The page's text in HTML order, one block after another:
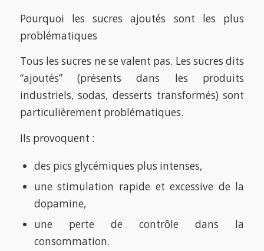
Pourquoi les sucres ajoutés sont les plus
problématiques
Tous les sucres ne se valent pas. Les sucres dits
“ajoutés” (présents dans les produits
industriels, sodas, desserts transformés) sont
particulièrement problématiques.
Ils provoquent :
des pics glycémiques plus intenses,
une stimulation rapide et excessive de la
dopamine,
une perte de contrôle dans la
consommation.